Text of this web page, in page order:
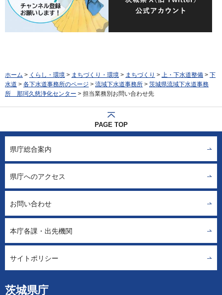
ホーム > くらし・環境 > まちづくり・環境 > まちづくり > 上・下水道整備 > 下
水道 > 各下水道事務所のページ > 流域下水道事務所 > 茨城県流域下水道事務
所 那珂久慈浄化センター > 担当業務別お問い合わせ先
PAGE TOP
茨城県庁
県庁総合案内
県庁へのアクセス
お問い合わせ
本庁各課・出先機関
サイトポリシー